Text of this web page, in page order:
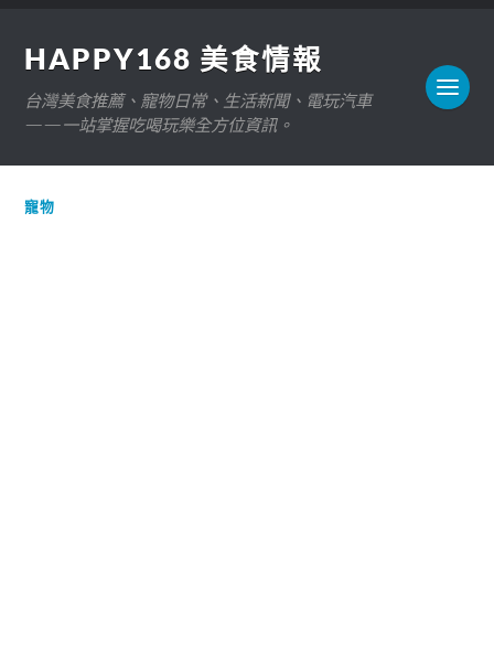
HAPPY168 美食情報
台灣美食推薦、寵物日常、生活新聞、電玩汽車
——一站掌握吃喝玩樂全方位資訊。
寵物